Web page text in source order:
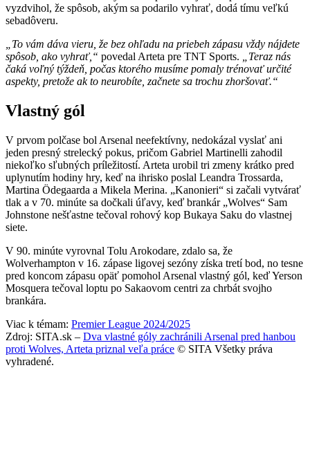
vyzdvihol, že spôsob, akým sa podarilo vyhrať, dodá tímu veľkú
sebadôveru.
„To vám dáva vieru, že bez ohľadu na priebeh zápasu vždy nájdete
spôsob, ako vyhrať,“ povedal Arteta pre TNT Sports.
„Teraz nás
čaká voľný týždeň, počas ktorého musíme pomaly trénovať určité
aspekty, pretože ak to neurobíte, začnete sa trochu zhoršovať.“
Vlastný gól
V prvom polčase bol Arsenal neefektívny, nedokázal vyslať ani
jeden presný strelecký pokus, pričom Gabriel Martinelli zahodil
niekoľko sľubných príležitostí. Arteta urobil tri zmeny krátko pred
uplynutím hodiny hry, keď na ihrisko poslal Leandra Trossarda,
Martina Ödegaarda a Mikela Merina. „Kanonieri“ si začali vytvárať
tlak a v 70. minúte sa dočkali úľavy, keď brankár „Wolves“ Sam
Johnstone nešťastne tečoval rohový kop Bukaya Saku do vlastnej
siete.
V 90. minúte vyrovnal Tolu Arokodare, zdalo sa, že
Wolverhampton v 16. zápase ligovej sezóny získa tretí bod, no tesne
pred koncom zápasu opäť pomohol Arsenal vlastný gól, keď Yerson
Mosquera tečoval loptu po Sakaovom centri za chrbát svojho
brankára.
Viac k témam: Premier League 2024/2025
Zdroj: SITA.sk – Dva vlastné góly zachránili Arsenal pred hanbou
proti Wolves, Arteta priznal veľa práce © SITA Všetky práva
vyhradené.